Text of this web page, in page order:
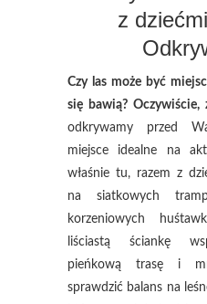
z
Czy las może być
się bawią? Oczywiście,
odkrywamy przed
miejsce idealne na
właśnie tu, razem z
na siatkowych
korzeniowych
liściastą ściankę
pieńkową trasę i
sprawdzić balans na